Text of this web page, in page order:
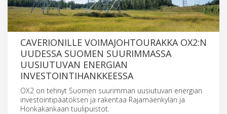
CAVERIONILLE VOIMAJOHTOURAKKA OX2:N
UUDESSA SUOMEN SUURIMMASSA
UUSIUTUVAN ENERGIAN
INVESTOINTIHANKKEESSA
OX2 on tehnyt Suomen suurimman uusiutuvan energian
investointipäätöksen ja rakentaa Rajamäenkylän ja
Honkakankaan tuulipuistot.